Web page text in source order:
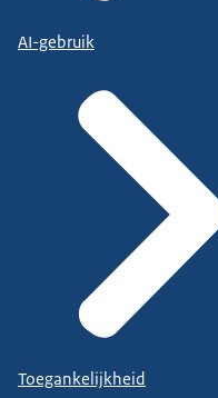
AI-gebruik
Toegankelijkheid